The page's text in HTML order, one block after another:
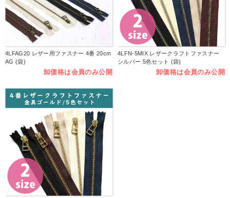
4LFAG20 レザー用ファスナー 4番 20cm
AG (袋)
卸価格は会員のみ公開
4LFN-5MIX レザークラフトファスナー
シルバー 5色セット (袋)
卸価格は会員のみ公開